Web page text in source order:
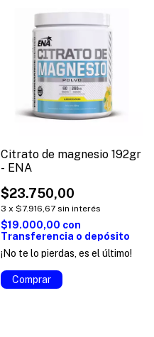
Citrato de magnesio 192gr
- ENA
$23.750,00
3 x $7.916,67 sin interés
$19.000,00 con
Transferencia o depósito
¡No te lo pierdas, es el último!